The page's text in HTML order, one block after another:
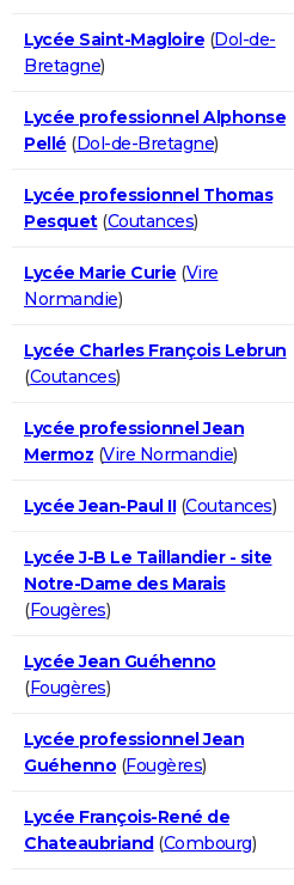
Lycée Saint-Magloire (Dol-de-
Bretagne)
Lycée professionnel Alphonse
Pellé (Dol-de-Bretagne)
Lycée professionnel Thomas
Pesquet(Coutances)
Lycée Marie Curie (Vire
Normandie)
Lycée Charles François Lebrun
(Coutances)
Lycée professionnel Jean
Mermoz (Vire Normandie)
Lycée Jean-Paul II(Coutances)
Lycée J-B Le Taillandier - site
Notre-Dame des Marais
(Fougères)
Lycée Jean Guéhenno
(Fougères)
Lycée professionnel Jean
Guéhenno (Fougères)
Lycée François-René de
Chateaubriand(Combourg)